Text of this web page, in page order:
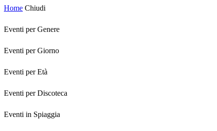
Home Chiudi
Eventi per Genere
Eventi per Giorno
Eventi per Età
Eventi per Discoteca
Eventi in Spiaggia